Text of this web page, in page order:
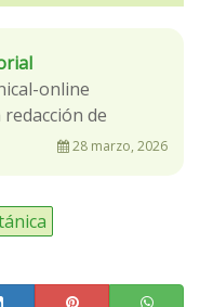
online
de
28 marzo, 2026